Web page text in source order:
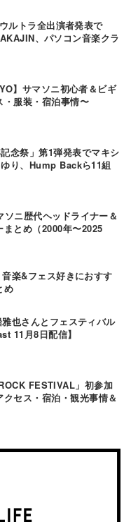
ルトラ全出演者発表で
、パソコン音楽クラ
】サマソニ初心者＆ビギ
服装・宿泊事情〜
念祭」第1弾発表でマキシ
り、Hump Backら11組
ソニ歴代ヘッドライナー＆
とめ（2000年〜2025
楽&フェス好きにおすす
め
也さんとフェスティバル
11月8日配信】
FESTIVAL」初参加
セス・宿泊・観光事情＆